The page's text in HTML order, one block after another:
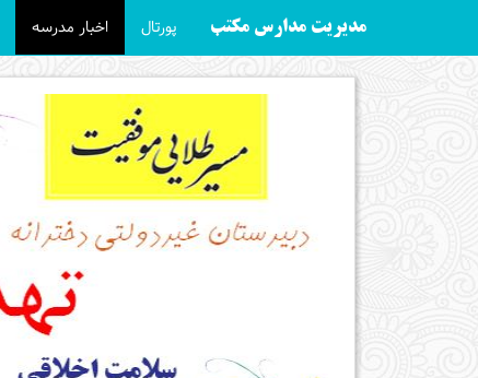
مدیریت مدارس مکتب پورتال اخبار مدرسه